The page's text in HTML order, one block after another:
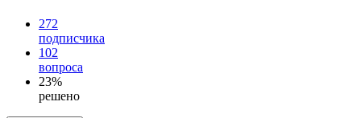
272
подписчика
102
вопроса
23%
решено